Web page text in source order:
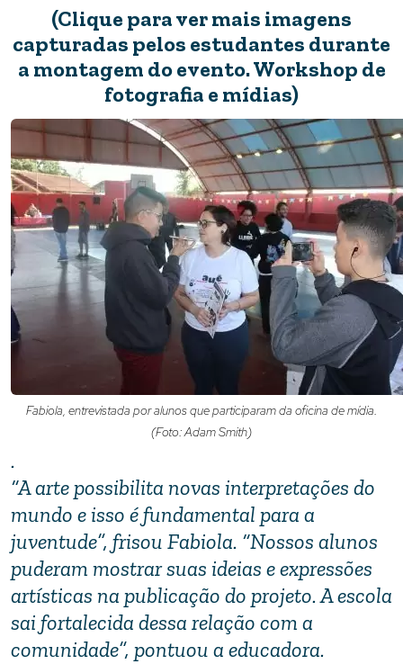
(Clique para ver mais imagens
capturadas pelos estudantes durante
a montagem do evento. Workshop de
fotografia e mídias)
Fabiola, entrevistada por alunos que participaram da oficina de mídia.
(Foto: Adam Smith)
.
“A arte possibilita novas interpretações do
mundo e isso é fundamental para a
juventude”, frisou Fabiola. “Nossos alunos
puderam mostrar suas ideias e expressões
artísticas na publicação do projeto. A escola
sai fortalecida dessa relação com a
comunidade”, pontuou a educadora.